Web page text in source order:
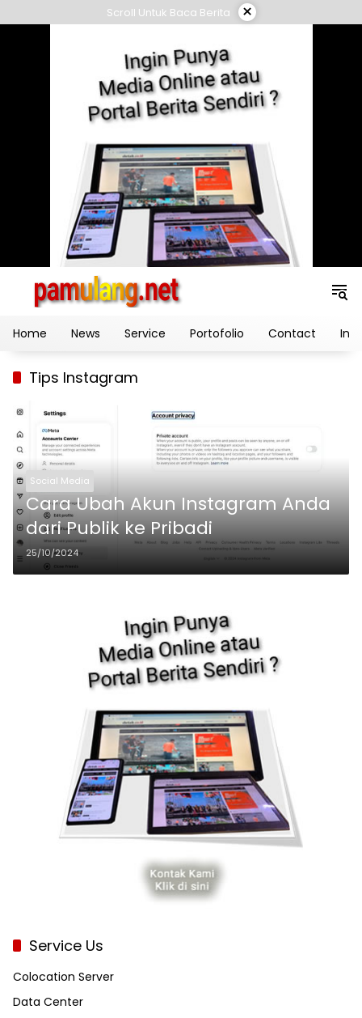
to
Scroll Untuk Baca Berita ×
Home News Service Portofolio Contact
Tips Instagram
Social Media
Cara Ubah Akun Instagram Anda
dari Publik ke Pribadi
25/10/2024
Service Us
Colocation Server
Data Center